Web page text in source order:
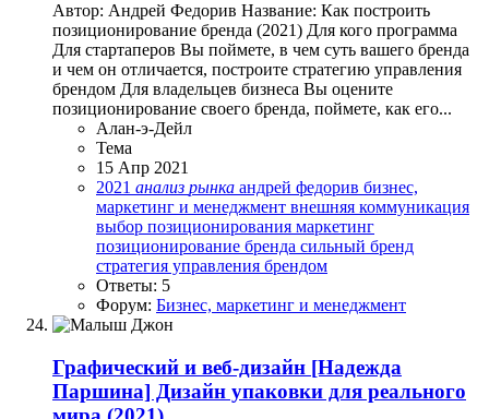
Автор: Андрей Федорив Название: Как построить
позиционирование бренда (2021) Для кого программа
Для стартаперов Вы поймете, в чем суть вашего бренда
и чем он отличается, построите стратегию управления
брендом Для владельцев бизнеса Вы оцените
позиционирование своего бренда, поймете, как его...
Алан-э-Дейл
Тема
15 Апр 2021
2021 анализ рынка андрей федорив бизнес,
маркетинг и менеджмент внешняя коммуникация
выбор позиционирования маркетинг
позиционирование бренда сильный бренд
стратегия управления брендом
Ответы: 5
Форум: Бизнес, маркетинг и менеджмент
Графический и веб-дизайн [Надежда
Паршина] Дизайн упаковки для реального